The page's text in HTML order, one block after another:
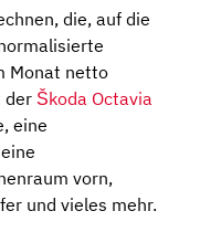
die, auf die
Monat netto
der Škoda Octavia
eine
vorn,
und vieles mehr.